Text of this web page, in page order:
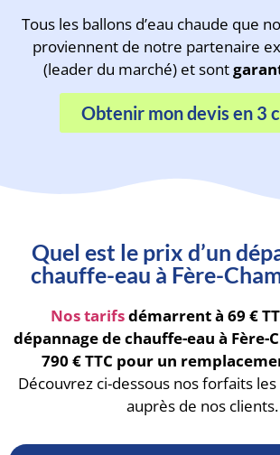
Tous les ballons d’eau chaude que
proviennent de notre partenaire
(leader du marché) et sont
Obtenir mon devis en 3
Quel est le prix d’un
chauffe-eau à Fère-
Nos tarifsdémarrent à 69 €
dépannage de chauffe-eau à Fère-
790 € TTC pour un
Découvrez ci-dessous nos forfaits
auprès de nos clients.